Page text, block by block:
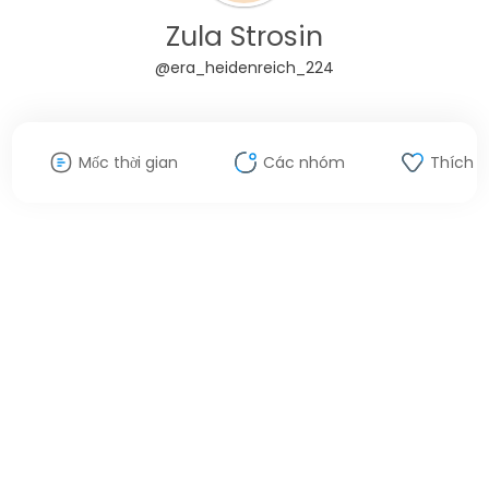
Zula Strosin
@era_heidenreich_224
Mốc thời gian Các nhóm Thích